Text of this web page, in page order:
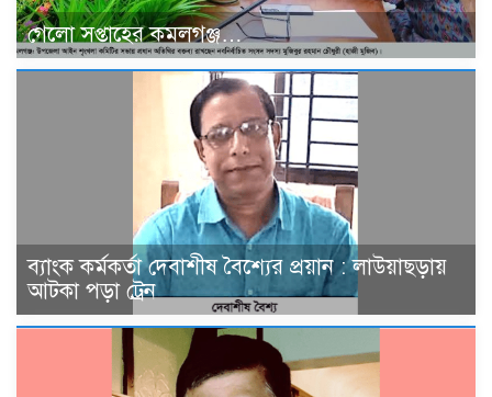
গেলো সপ্তাহের কমলগঞ্জ…
ব্যাংক কর্মকর্তা দেবাশীষ বৈশ্যের প্রয়ান : লাউয়াছড়ায়
আটকা পড়া ট্রেন